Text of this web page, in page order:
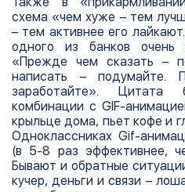
схема «чем хуже – тем
– тем активнее его
одного из банков очень
«Прежде чем сказать –
написать – подумайте.
заработайте». Цитата
комбинации с GIF-
крыльце дома, пьет кофе и
Одноклассниках Gif-
(в 5-8 раз эффективнее,
Бывают и обратные
кучер, деньги и связи –